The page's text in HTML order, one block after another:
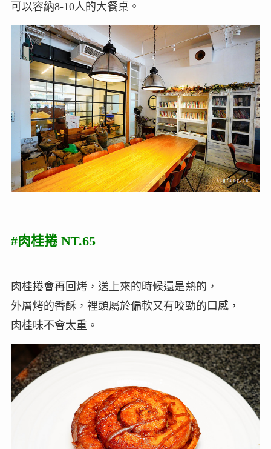
可以容納8-10人的大餐桌。
#肉桂捲 NT.65
肉桂捲會再回烤，送上來的時候還是熱的，
外層烤的香酥，裡頭屬於偏軟又有咬勁的口感，
肉桂味不會太重。